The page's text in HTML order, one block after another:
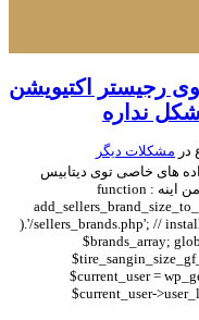
رجیستر اکتیویشن
نداره
مشکلات دیگر
های خاصی توی دیتابیس
ذخیره نیستن اونا رو اضافه میکنه. کد تابع من اینه : function
).'/sellers_brands.php'; //
$brands_array;
$current_user =
$current_user-